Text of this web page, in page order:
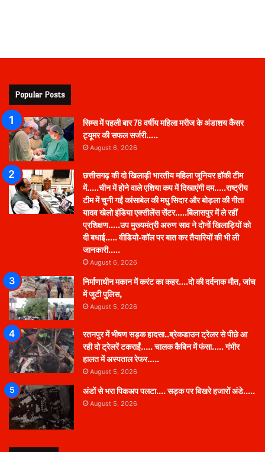
Popular Posts
सिम्स में पहली बार 78 वर्षीय महिला मरीज के अंडाशय कैंसर
ट्यूमर की सफल सर्जरी…..
August 6, 2026
छत्तीसगढ़ की दो खिलाड़ी भारतीय महिला जूनियर हॉकी टीम
में…..चीन में होने वाले एशिया कप में दिखाएंगी दम…..राष्ट्रीय
टीम में चुनी गईं कांसाबेल की मधु सिदार और बोड़ला की गीता
यादव खेलो इंडिया एक्सीलेंस सेंटर…..बिलासपुर में ले रहीं
प्रशिक्षण…..उप मुख्यमंत्री अरुण साव ने दोनों खिलाड़ियों को
दी बधाई….. वीडियो-कॉल पर बात कर तैयारियों की भी ली
जानकारी…..
August 6, 2026
निर्माणाधीन मकान में करंट का कहर….दो की दर्दनाक मौत, जांच
में जुटी पुलिस,
August 5, 2026
रतनपुर में भीषण सड़क हादसा..ब्रेकडाउन ट्रेलर से पीछे आ
रही दो ट्रेलरें टकराईं….. चालक कैबिन में फंसा….. गंभीर
हालत में अस्पताल रेफर…..
August 5, 2026
अंडों से भरा पिकअप पलटा…. सड़क पर बिखरे हजारों अंडे…..
August 5, 2026